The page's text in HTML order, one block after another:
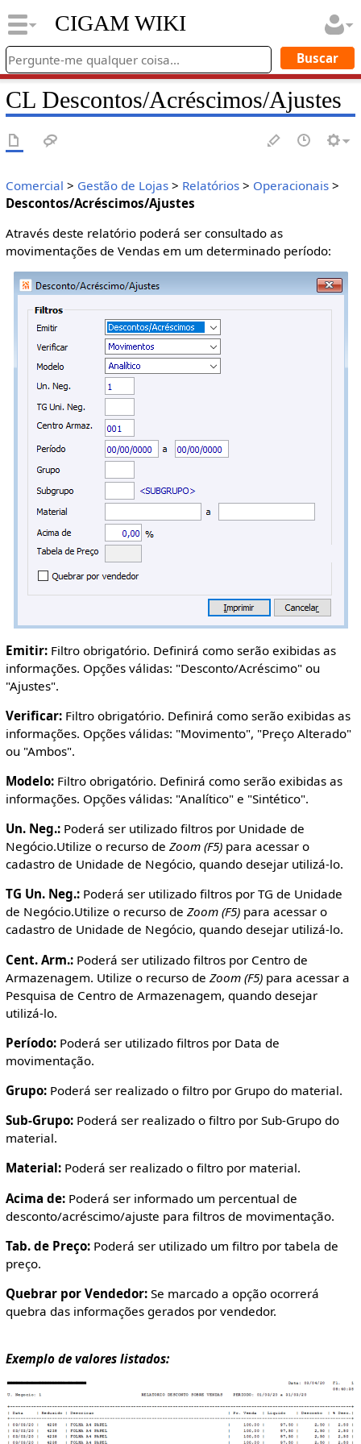
CIGAM WIKI
CL Descontos/Acréscimos/Ajustes
Comercial > Gestão de Lojas> Relatórios> Operacionais>
Descontos/Acréscimos/Ajustes
Através deste relatório poderá ser consultado as
movimentações de Vendas em um determinado período:
Emitir:Filtro obrigatório. Definirá como serão exibidas as
informações. Opções válidas: "Desconto/Acréscimo" ou
"Ajustes".
Verificar:Filtro obrigatório. Definirá como serão exibidas as
informações. Opções válidas: "Movimento", "Preço Alterado"
ou "Ambos".
Modelo:Filtro obrigatório. Definirá como serão exibidas as
informações. Opções válidas: "Analítico" e "Sintético".
Un. Neg.:Poderá ser utilizado filtros por Unidade de
Negócio.Utilize o recurso de Zoom (F5)para acessar o
cadastro de Unidade de Negócio, quando desejar utilizá-lo.
TG Un. Neg.:Poderá ser utilizado filtros por TG de Unidade
de Negócio.Utilize o recurso de Zoom (F5)para acessar o
cadastro de Unidade de Negócio, quando desejar utilizá-lo.
Cent. Arm.:Poderá ser utilizado filtros por Centro de
Armazenagem. Utilize o recurso de Zoom (F5)para acessar a
Pesquisa de Centro de Armazenagem, quando desejar
utilizá-lo.
Período:Poderá ser utilizado filtros por Data de
movimentação.
Grupo:Poderá ser realizado o filtro por Grupo do material.
Sub-Grupo:Poderá ser realizado o filtro por Sub-Grupo do
material.
Material:Poderá ser realizado o filtro por material.
Acima de:Poderá ser informado um percentual de
desconto/acréscimo/ajuste para filtros de movimentação.
Tab. de Preço:Poderá ser utilizado um filtro por tabela de
preço.
Quebrar por Vendedor:Se marcado a opção ocorrerá
quebra das informações gerados por vendedor.
Exemplo de valores listados: